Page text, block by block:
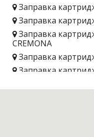
Заправка
Заправка
Заправка
CREMONA
Заправка
Заправка